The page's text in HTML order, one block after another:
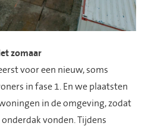
zomaar
voor een nieuw, soms
in fase 1. En we plaatsten
in de omgeving, zodat
vonden. Tijdens